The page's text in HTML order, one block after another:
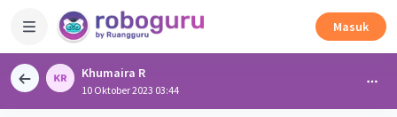
Masuk
Khumaira R
10 Oktober 2023 03:44